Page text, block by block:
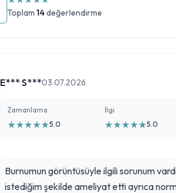
Toplam 14değerlendirme
E*** S***03.07.2026
Zamanlama
★★★★★5.0
İlgi
★★★★★5.0
Burnumun görüntüsüyle ilgili sorunum
istediğim şekilde ameliyat etti ayrıca